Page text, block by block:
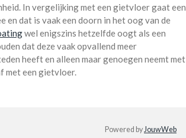
In vergelijking met een gietvloer gaat een
en dat is vaak een doorn in het oog van de
wel enigszins hetzelfde oogt als een
dat deze vaak opvallend meer
heeft en alleen maar genoegen neemt met
met een gietvloer.
Powered byJouwWeb